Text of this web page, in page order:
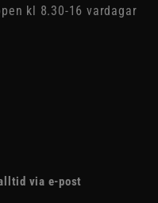
kl 8.30-16 vardagar
via e-post